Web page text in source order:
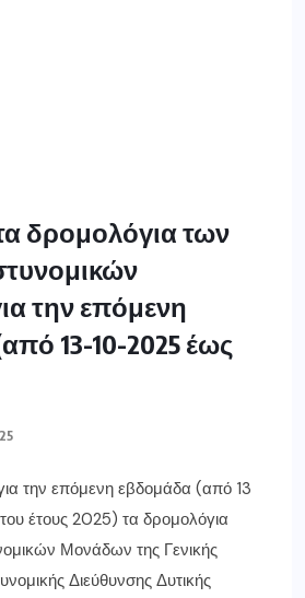
δρομολόγια των
την επόμενη
13-10-2025 έως
την επόμενη εβδομάδα (από 13
έτους 2025) τα δρομολόγια
Μονάδων της Γενικής
Διεύθυνσης Δυτικής